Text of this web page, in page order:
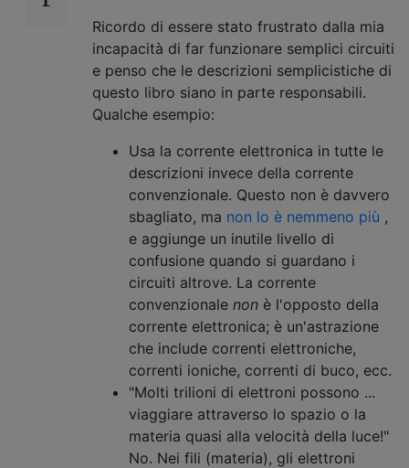
Ricordo di essere stato frustrato dalla mia
incapacità di far funzionare semplici circuiti
e penso che le descrizioni semplicistiche di
questo libro siano in parte responsabili.
Qualche esempio:
Usa la corrente elettronica in tutte le
descrizioni invece della corrente
convenzionale. Questo non è davvero
sbagliato, ma non lo è nemmeno più ,
e aggiunge un inutile livello di
confusione quando si guardano i
circuiti altrove. La corrente
convenzionale non è l'opposto della
corrente elettronica; è un'astrazione
che include correnti elettroniche,
correnti ioniche, correnti di buco, ecc.
"Molti trilioni di elettroni possono ...
viaggiare attraverso lo spazio o la
materia quasi alla velocità della luce!"
No. Nei fili (materia), gli elettroni